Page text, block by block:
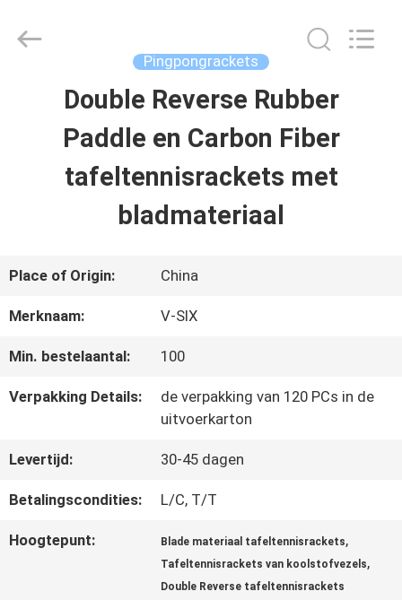
THUIS
PRODUCTEN
ONS
KWALITEITSCONTROLE
NEEM
CONTACT
MET
Sports
Pingpongrackets
Double Reverse Rubber
Paddle en Carbon Fiber
tafeltennisrackets met
bladmateriaal
Place of Origin: China
Merknaam: V-SIX
Min. bestelaantal: 100
Verpakking Details:
de verpakking van 120 PCs in de
uitvoerkarton
Levertijd: 30-45 dagen
Betalingscondities: L/C, T/T
Hoogtepunt: Blade materiaal tafeltennisrackets,
Tafeltennisrackets van koolstofvezels,
Double Reverse tafeltennisrackets